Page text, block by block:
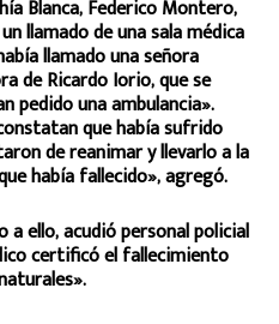
Blanca, Federico Montero,
llamado de una sala médica
llamado una señora
de Ricardo Iorio, que se
pedido una ambulancia».
que había sufrido
de reanimar y llevarlo a la
había fallecido», agregó.
a ello, acudió personal policial
certificó el fallecimiento